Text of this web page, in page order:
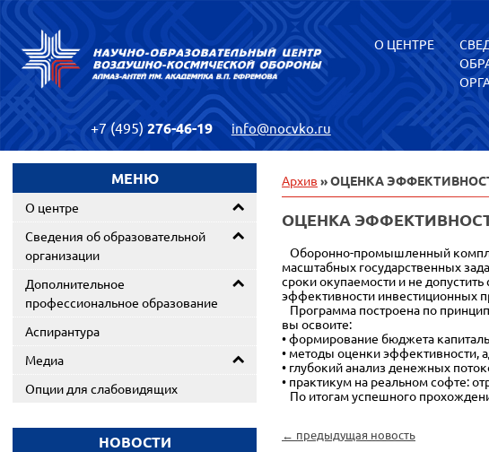
О ЦЕНТРЕ
+7 (495) 276-46-19 info@nocvko.ru
МЕНЮ
О центре
Сведения об образовательной
организации
Дополнительное
профессиональное образование
Аспирантура
Медиа
Опции для слабовидящих
НОВОСТИ
Архив » ОЦЕНКА
ОЦЕНКА
Оборонно-промышленный
масштабных государственных
сроки окупаемости и не
эффективности инвестиционных
Программа построена по
вы освоите:
• формирование бюджета
• методы оценки эффективности,
• глубокий анализ денежных
• практикум на реальном софте:
По итогам успешного
← предыдущая новость